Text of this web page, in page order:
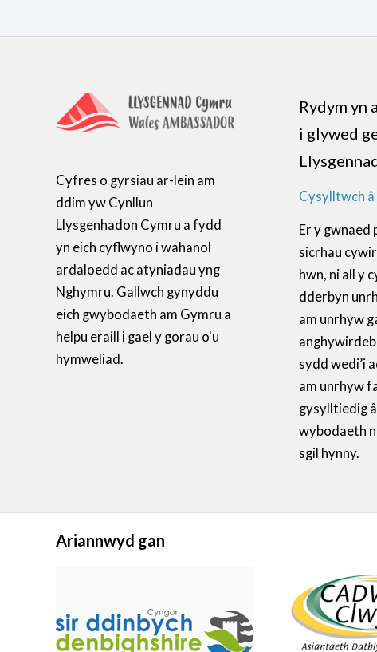
Cyfres o gyrsiau ar-lein am
ddim yw Cynllun
Llysgenhadon Cymru a fydd
yn eich cyflwyno i wahanol
ardaloedd ac atyniadau yng
Nghymru. Gallwch gynyddu
eich gwybodaeth am Gymru a
helpu eraill i gael y gorau o'u
hymweliad.
Rydym yn
i glywed
Cysylltwch â
Er y gwnaed
sicrhau
hwn, ni all y
dderbyn
am unrhyw
sydd wedi’i
am unrhyw
gysylltiedig
wybodaeth
sgil hynny.
Ariannwyd gan